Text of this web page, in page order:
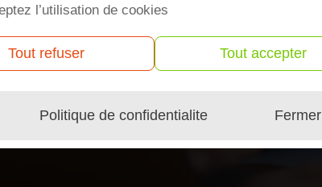
l’utilisation de cookies.
Tout accepter
Tout refuser
Fermer
Politique de confidentialite